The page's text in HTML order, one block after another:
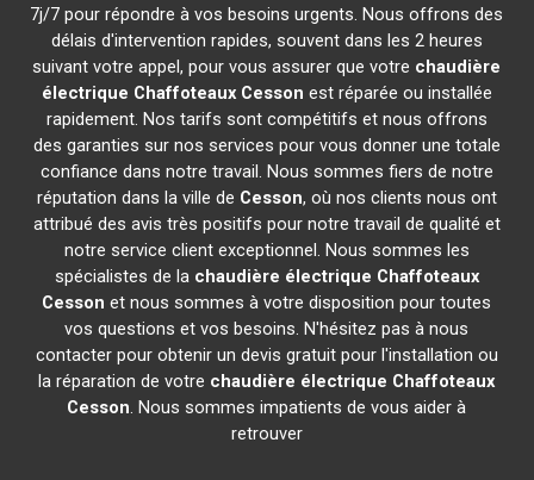
7j/7 pour répondre à vos besoins urgents. Nous offrons des
délais d'intervention rapides, souvent dans les 2 heures
suivant votre appel, pour vous assurer que votre chaudière
électrique Chaffoteaux Cesson est réparée ou installée
rapidement. Nos tarifs sont compétitifs et nous offrons
des garanties sur nos services pour vous donner une totale
confiance dans notre travail. Nous sommes fiers de notre
réputation dans la ville de Cesson, où nos clients nous ont
attribué des avis très positifs pour notre travail de qualité et
notre service client exceptionnel. Nous sommes les
spécialistes de la chaudière électrique Chaffoteaux
Cesson et nous sommes à votre disposition pour toutes
vos questions et vos besoins. N'hésitez pas à nous
contacter pour obtenir un devis gratuit pour l'installation ou
la réparation de votre chaudière électrique Chaffoteaux
Cesson. Nous sommes impatients de vous aider à
retrouver